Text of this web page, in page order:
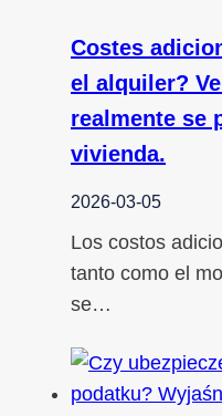
Costes
el alquiler?
realmente se
vivienda.
2026-03-05
Los costos
tanto como el
se…